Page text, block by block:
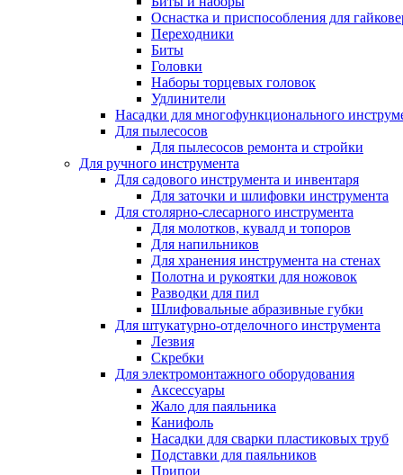
Оснастка и приспособления для
Переходники
Биты
Головки
Наборы торцевых головок
Удлинители
Насадки для многофункционального
Для пылесосов
Для пылесосов ремонта и стройки
Для ручного инструмента
Для садового инструмента и инвентаря
Для заточки и шлифовки инструмента
Для столярно-слесарного инструмента
Для молотков, кувалд и топоров
Для напильников
Для хранения инструмента на стенах
Полотна и рукоятки для ножовок
Разводки для пил
Шлифовальные абразивные губки
Для штукатурно-отделочного инструмента
Лезвия
Скребки
Для электромонтажного оборудования
Аксессуары
Жало для паяльника
Канифоль
Насадки для сварки пластиковых труб
Подставки для паяльников
Припои